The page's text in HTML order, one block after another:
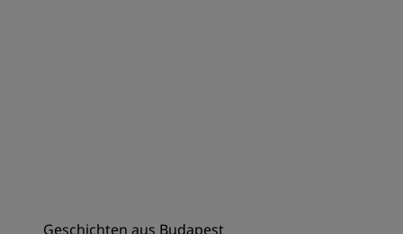
Geschichten aus Budapest